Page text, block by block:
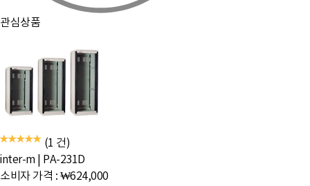
관심상품
(1 건)
inter-m
PA-231D
소비자 가격 : ₩624,000